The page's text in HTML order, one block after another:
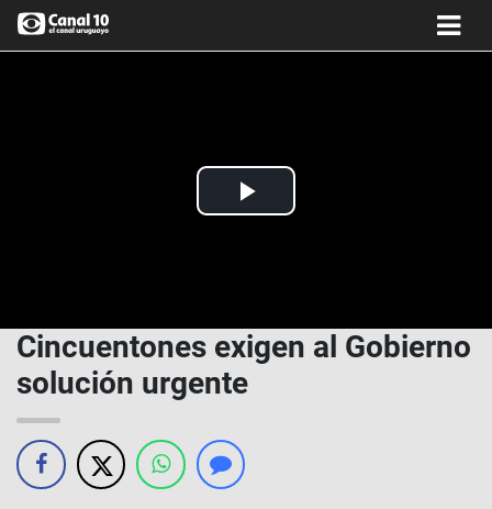
Play
Cincuentones exigen al Gobierno
solución urgente